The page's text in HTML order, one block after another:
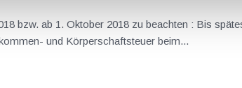
bzw. ab 1. Oktober 2018 zu beachten : Bis
und Körperschaftsteuer beim...